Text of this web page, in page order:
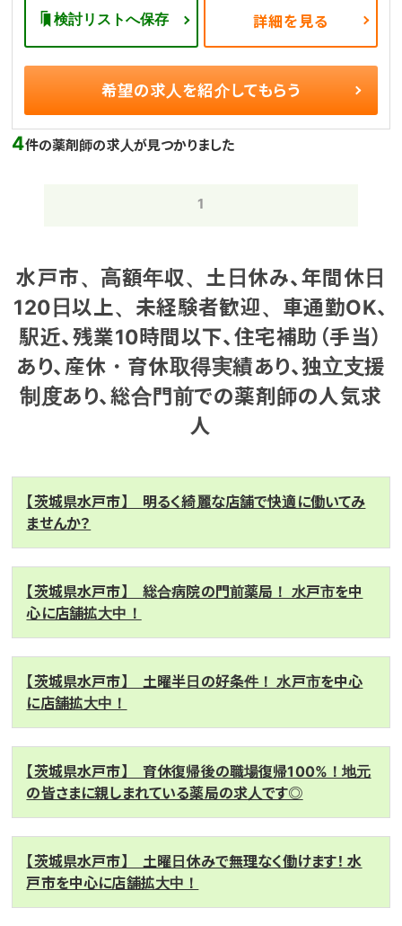
検討リストへ保存 詳細を見る
希望の求人を紹介してもらう
4件の薬剤師の求人が見つかりました
1
水戸市、高額年収、土日休み、年間休日
120日以上、未経験者歓迎、車通勤OK、
駅近、残業10時間以下、住宅補助（手当）
あり、産休・育休取得実績あり、独立支援
制度あり、総合門前での薬剤師の人気求
人
【茨城県水戸市】 明るく綺麗な店舗で快適に働いてみ
ませんか？
【茨城県水戸市】 総合病院の門前薬局！ 水戸市を中
心に店舗拡大中！
【茨城県水戸市】 土曜半日の好条件！ 水戸市を中心
に店舗拡大中！
【茨城県水戸市】 育休復帰後の職場復帰100%！地元
の皆さまに親しまれている薬局の求人です◎
【茨城県水戸市】 土曜日休みで無理なく働けます！ 水
戸市を中心に店舗拡大中！